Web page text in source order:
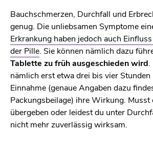
Bauchschmerzen, Durchfall und
genug. Die unliebsamen Symptome
Erkrankung haben jedoch auch
der Pille. Sie können nämlich dazu
Tablette zu früh ausgeschieden wird.
nämlich erst etwa drei bis vier Stunden
Einnahme (genaue Angaben dazu
Packungsbeilage) ihre Wirkung.
übergeben oder leidest du unter
nicht mehr zuverlässig wirksam.